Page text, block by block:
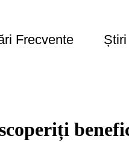
Frecvente
Știri